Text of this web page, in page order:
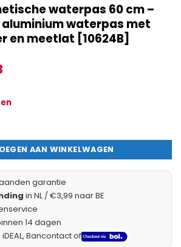
waterpas 60 cm –
waterpas met
en meetlat [10624B]
waterpas 60 cm – Professionele
AAN WINKELWAGEN
garantie
in NL / €3,99 naar BE
14 dagen
Bancontact of